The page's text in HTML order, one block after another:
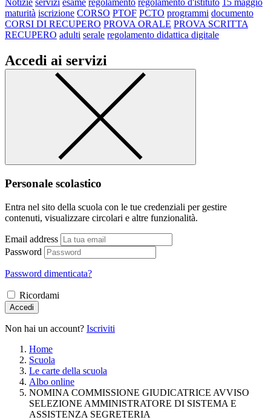
Notizie servizi esame regolamento regolamento d'istituto 15 maggio
maturità iscrizione CORSO PTOF PCTO programmi documento
CORSI DI RECUPERO PROVA ORALE PROVA SCRITTA
RECUPERO adulti serale regolamento didattica digitale
Accedi ai servizi
Personale scolastico
Entra nel sito della scuola con le tue credenziali per gestire
contenuti, visualizzare circolari e altre funzionalità.
Email address
Password
Password dimenticata?
Ricordami
Accedi
Non hai un account? Iscriviti
Home
Scuola
Le carte della scuola
Albo online
NOMINA COMMISSIONE GIUDICATRICE AVVISO
SELEZIONE AMMINISTRATORE DI SISTEMA E
ASSISTENZA SEGRETERIA